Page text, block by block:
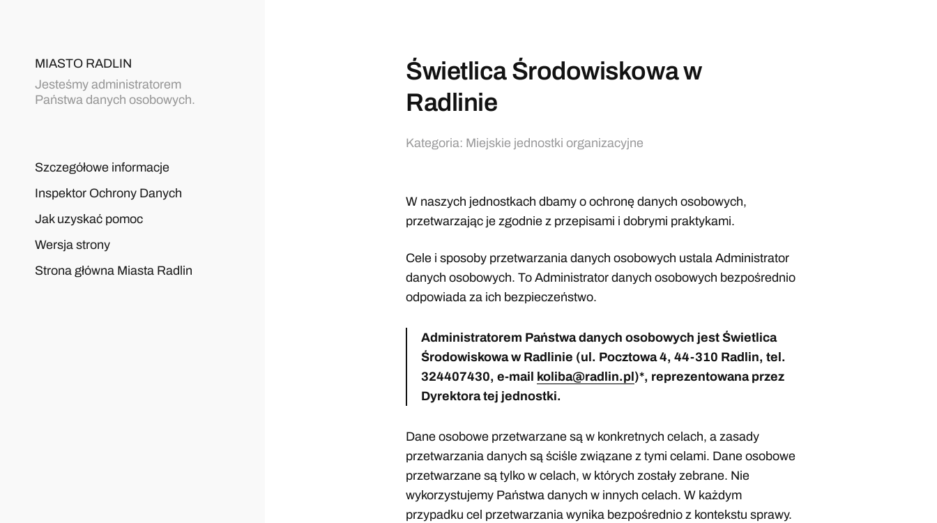
MIASTO RADLIN
Jesteśmy administratorem
Państwa danych osobowych.
Szczegółowe informacje
Inspektor Ochrony Danych
Jak uzyskać pomoc
Wersja strony
Strona główna Miasta Radlin
Świetlica Środowiskowa w
Radlinie
Kategoria: Miejskie jednostki organizacyjne
W naszych jednostkach dbamy o ochronę danych osobowych,
przetwarzając je zgodnie z przepisami i dobrymi praktykami.
Cele i sposoby przetwarzania danych osobowych ustala Administrator
danych osobowych. To Administrator danych osobowych bezpośrednio
odpowiada za ich bezpieczeństwo.
Administratorem Państwa danych osobowych jest Świetlica
Środowiskowa w Radlinie (ul. Pocztowa 4, 44-310 Radlin, tel.
324407430, e-mail
koliba@radlin.pl )*, reprezentowana przez
Dyrektora tej jednostki.
Dane osobowe przetwarzane są w konkretnych celach, a zasady
przetwarzania danych są ściśle związane z tymi celami. Dane osobowe
przetwarzane są tylko w celach, w których zostały zebrane. Nie
wykorzystujemy Państwa danych w innych celach. W każdym
przypadku cel przetwarzania wynika bezpośrednio z kontekstu sprawy.